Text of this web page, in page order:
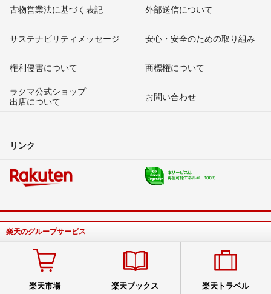
古物営業法に基づく表記 外部送信について
サステナビリティメッセージ 安心・安全のための取り組み
権利侵害について
商標権について
ラクマ公式ショップ
出店について
お問い合わせ
リンク
楽天のグループサービス
楽天市場 楽天ブックス 楽天トラベル